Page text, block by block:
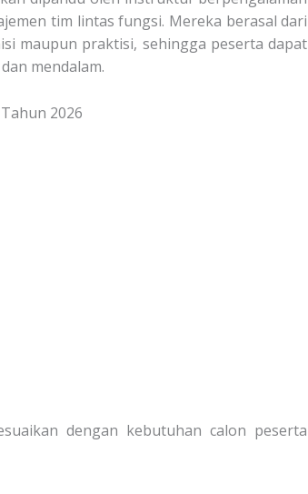
tim lintas fungsi. Mereka berasal dari
maupun praktisi, sehingga peserta dapat
mendalam.
2026
dengan kebutuhan calon peserta